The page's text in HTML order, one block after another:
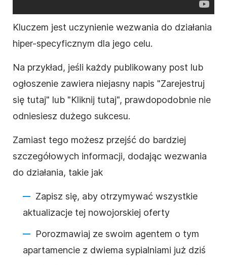
Kluczem jest uczynienie wezwania do działania
hiper-specyficznym dla jego celu.
Na przykład, jeśli każdy publikowany post lub
ogłoszenie zawiera niejasny napis "Zarejestruj
się tutaj" lub "Kliknij tutaj", prawdopodobnie nie
odniesiesz dużego sukcesu.
Zamiast tego możesz przejść do bardziej
szczegółowych informacji, dodając wezwania
do działania, takie jak
Zapisz się, aby otrzymywać wszystkie
aktualizacje tej nowojorskiej oferty
Porozmawiaj ze swoim agentem o tym
apartamencie z dwiema sypialniami już dziś